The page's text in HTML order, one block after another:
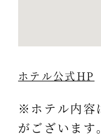
ホテル公式HP
※ホテル内容
がございます